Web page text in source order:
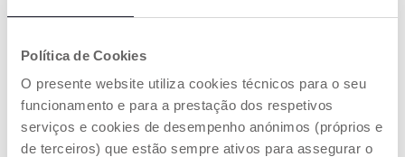
Política de Cookies
O presente website utiliza cookies técnicos para o seu
funcionamento e para a prestação dos respetivos
serviços e cookies de desempenho anónimos (próprios e
de terceiros) que estão sempre ativos para assegurar o
Berço Chicco Next2Me
Armonia
€ 209,99
ADICIONAR
Essential
€ 159,99